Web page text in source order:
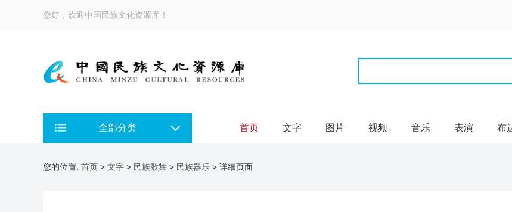
您好，欢迎中国民族文化资源库！
全部分类 首页 文字 图片 视频 音乐 表演 布
您的位置: 首页 > 文字 > 民族歌舞 > 民族器乐 > 详细页面